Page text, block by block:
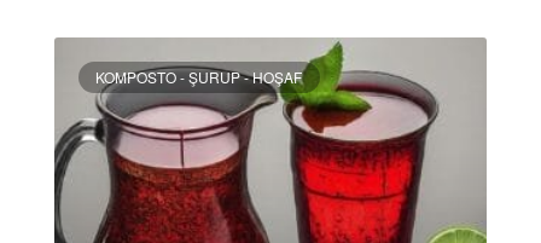
KOMPOSTO - ŞURUP - HOŞAF